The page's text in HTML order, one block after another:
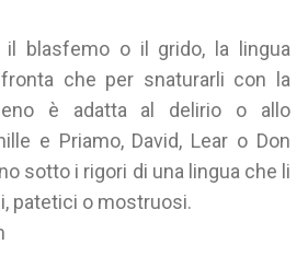
il blasfemo o il grido, la lingua
che per snaturarli con la
è adatta al delirio o allo
e Priamo, David, Lear o Don
sotto i rigori di una lingua che li
patetici o mostruosi.